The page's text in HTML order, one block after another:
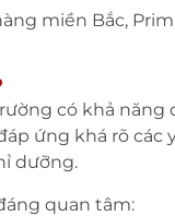
miền Bắc,
có khả năng
ứng khá rõ các
dưỡng.
quan tâm: